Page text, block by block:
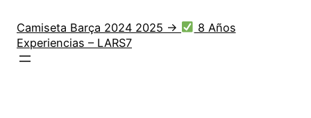
contenido
Camiseta Barça 2024 2025 →
8 Años
Experiencias – LARS7